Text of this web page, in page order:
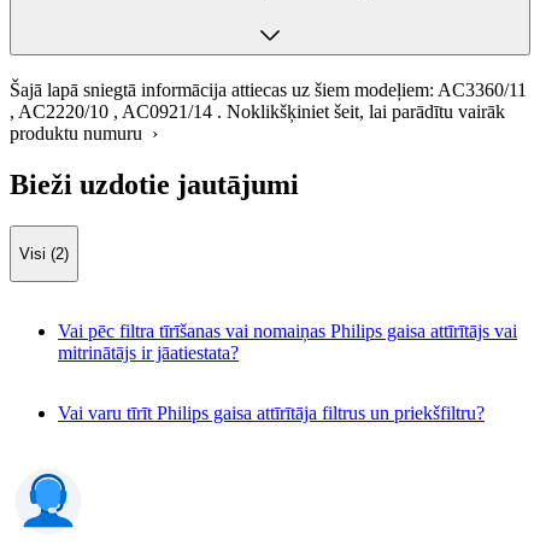
Šajā lapā sniegtā informācija attiecas uz šiem modeļiem: AC3360/11
, AC2220/10 , AC0921/14 . Noklikšķiniet šeit, lai parādītu vairāk
produktu numuru ›
Bieži uzdotie jautājumi
Visi (2)
Vai pēc filtra tīrīšanas vai nomaiņas Philips gaisa attīrītājs vai
mitrinātājs ir jāatiestata?
Vai varu tīrīt Philips gaisa attīrītāja filtrus un priekšfiltru?